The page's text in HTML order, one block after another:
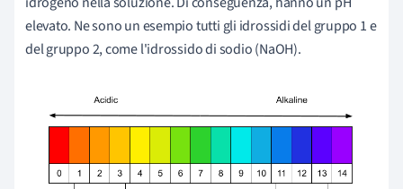
elevato. Ne sono un esempio tutti gli idrossidi del gruppo 1 e
del gruppo 2, come l'idrossido di sodio (NaOH).